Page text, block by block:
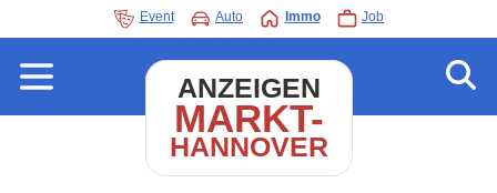
Event Auto Immo Job
ANZEIGEN
MARKT-
HANNOVER